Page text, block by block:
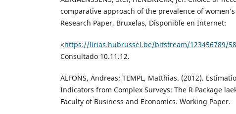
comparative approach of the prevalence of
Research Paper, Bruxelas, Disponible en Internet:
<https://lirias.hubrussel.be/bitstream/123456789/
Consultado 10.11.12.
ALFONS, Andreas; TEMPL, Matthias. (2012).
Indicators from Complex Surveys: The R Package
Faculty of Business and Economics. Working Paper.